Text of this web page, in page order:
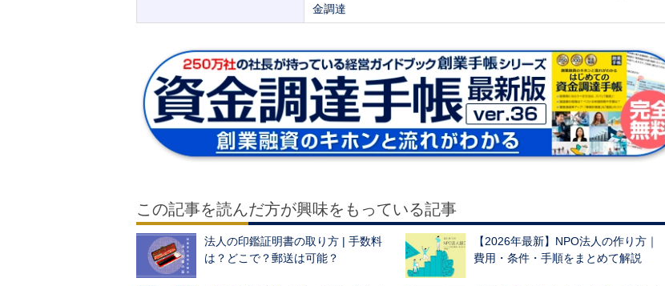
金調達
この記事を読んだ方が興味をもっている記事
法人の印鑑証明書の取り方 | 手数料
は？どこで？郵送は可能？
【2026年最新】NPO法人の作り方｜
費用・条件・手順をまとめて解説